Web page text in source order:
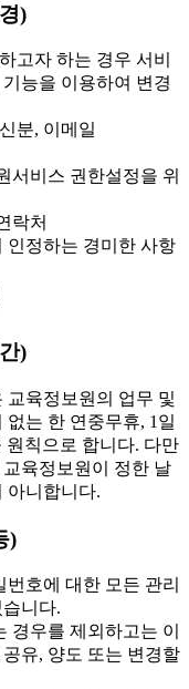
)
고자 하는 경우 서비
능을 이용하여 변경
분, 이메일
비스 권한설정을 위
락처
정하는 경미한 사항
)
교육정보원의 업무 및
는 한 연중무휴, 1일
원칙으로 합니다. 다만
육정보원이 정한 날
아니합니다.
)
호에 대한 모든 관리
니다.
우를 제외하고는 이
유, 양도 또는 변경할